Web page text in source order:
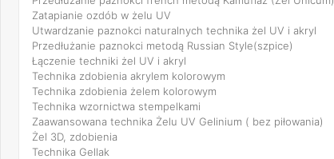
Zatapianie ozdób w żelu UV
Utwardzanie paznokci naturalnych technika żel UV i akryl
Przedłużanie paznokci metodą Russian Style(szpice)
Łączenie techniki żel UV i akryl
Technika zdobienia akrylem kolorowym
Technika zdobienia żelem kolorowym
Technika wzornictwa stempelkami
Zaawansowana technika Żelu UV Gelinium ( bez piłowania)
Żel 3D, zdobienia
Technika Gellak